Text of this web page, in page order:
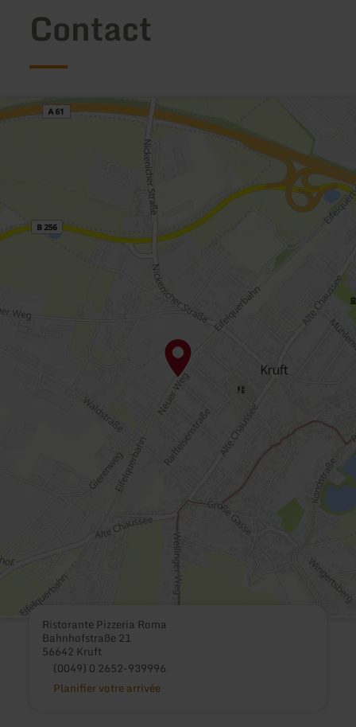
Contact
Ristorante Pizzeria Roma
Bahnhofstraße 21
56642 Kruft
(0049) 0 2652-939996
Planifier votre arrivée